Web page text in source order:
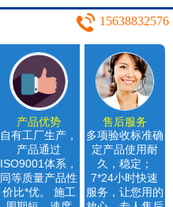
15638832576
产品优势
自有工厂生产，
产品通过
ISO9001体系，
同等质量产品性
价比*优。 施工
售后服务
多项验收标准确
定产品使用耐
久，稳定；
7*24小时快速
服务，让您用的